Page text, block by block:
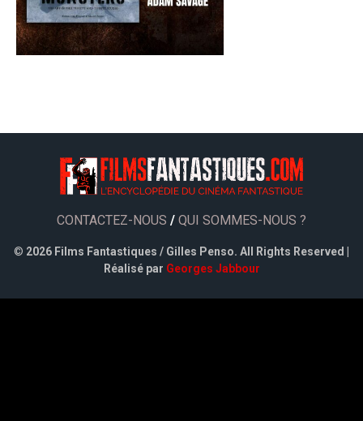
CONTACTEZ-NOUS / QUI SOMMES-NOUS ?
© 2026 Films Fantastiques / Gilles Penso. All Rights Reserved |
Réalisé par Georges Jabbour